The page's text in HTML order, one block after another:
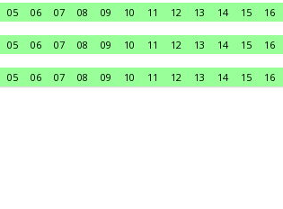
05 06 07 08 09 10 11 12 13 14 15 16
05 06 07 08 09 10 11 12 13 14 15 16
05 06 07 08 09 10 11 12 13 14 15 16